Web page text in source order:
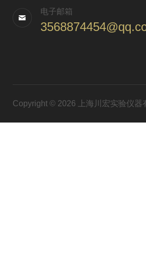
电子邮箱
Copyright © 2026 上海川宏实验仪器